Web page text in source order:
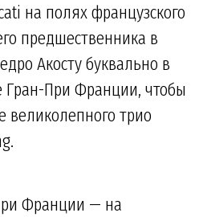
на полях французского
предшественника в
Акосту буквально в
Гран-При Франции, чтобы
великолепного трио
Франции — на